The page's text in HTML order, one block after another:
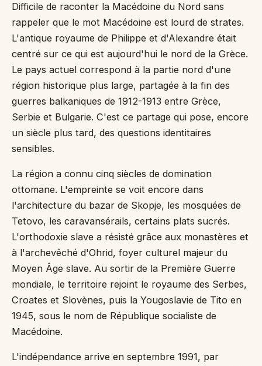
Difficile de raconter la Macédoine du Nord sans
rappeler que le mot Macédoine est lourd de strates.
L'antique royaume de Philippe et d'Alexandre était
centré sur ce qui est aujourd'hui le nord de la Grèce.
Le pays actuel correspond à la partie nord d'une
région historique plus large, partagée à la fin des
guerres balkaniques de 1912-1913 entre Grèce,
Serbie et Bulgarie. C'est ce partage qui pose, encore
un siècle plus tard, des questions identitaires
sensibles.
La région a connu cinq siècles de domination
ottomane. L'empreinte se voit encore dans
l'architecture du bazar de Skopje, les mosquées de
Tetovo, les caravansérails, certains plats sucrés.
L'orthodoxie slave a résisté grâce aux monastères et
à l'archevêché d'Ohrid, foyer culturel majeur du
Moyen Âge slave. Au sortir de la Première Guerre
mondiale, le territoire rejoint le royaume des Serbes,
Croates et Slovènes, puis la Yougoslavie de Tito en
1945, sous le nom de République socialiste de
Macédoine.
L'indépendance arrive en septembre 1991, par